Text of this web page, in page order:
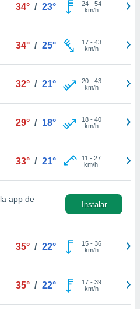
34° / 23° 24- 54
km/h
34° / 25° 17- 43
km/h
32° / 21° 20- 43
km/h
29° / 18° 18- 40
km/h
33° / 21° 11 - 27
km/h
la app de
Instalar
35° / 22° 15- 36
km/h
35° / 22° 17- 39
km/h